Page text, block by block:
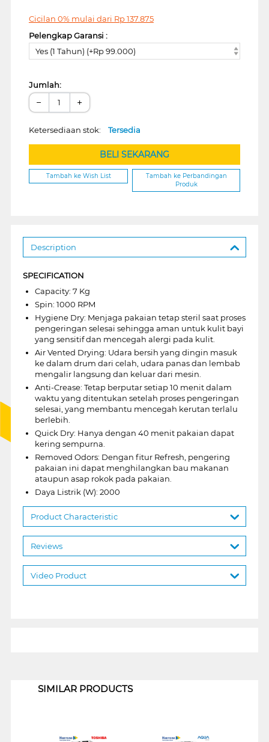
Cicilan 0% mulai dari Rp137.875
Pelengkap Garansi :
Yes (1 Tahun) (+Rp 99.000)
Jumlah:
− +
Ketersediaan stok: Tersedia
BELI SEKARANG
Tambah ke Wish List
Tambah ke Perbandingan
Produk
Description
SPECIFICATION
Capacity: 7 Kg
Spin: 1000 RPM
Hygiene Dry: Menjaga pakaian tetap steril saat proses
pengeringan selesai sehingga aman untuk kulit bayi
yang sensitif dan mencegah alergi pada kulit.
Air Vented Drying: Udara bersih yang dingin masuk
ke dalam drum dari celah, udara panas dan lembab
mengalir langsung dan keluar dari mesin.
Anti-Crease: Tetap berputar setiap 10 menit dalam
waktu yang ditentukan setelah proses pengeringan
selesai, yang membantu mencegah kerutan terlalu
berlebih.
Quick Dry: Hanya dengan 40 menit pakaian dapat
kering sempurna.
Removed Odors: Dengan fitur Refresh, pengering
pakaian ini dapat menghilangkan bau makanan
ataupun asap rokok pada pakaian.
Daya Listrik (W): 2000
Product Characteristic
Reviews
Video Product
SIMILAR PRODUCTS